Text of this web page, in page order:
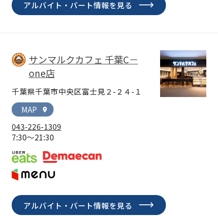
アルバイト・パート情報を見る
サンマルクカフェ 千葉C－
one店
千葉県千葉市中央区富士見２-２４-１
MAP
location_on
043-226-1309
7:30～21:30
アルバイト・パート情報を見る